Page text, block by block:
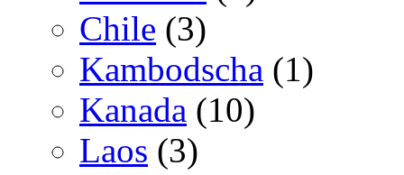
Chile (3)
Kambodscha (1)
Kanada (10)
Laos (3)